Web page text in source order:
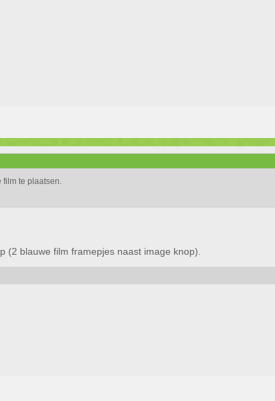
film te plaatsen.
(2 blauwe film framepjes naast image knop).